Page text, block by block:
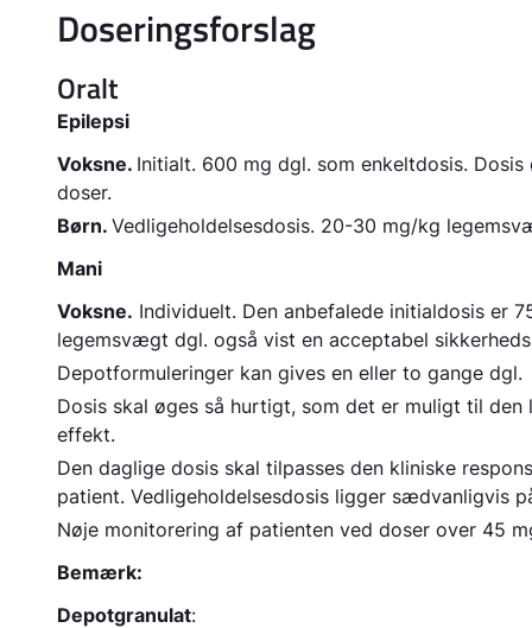
Doseringsforslag
Oralt
Epilepsi
Voksne. Initialt. 600 mg dgl. som enkeltdosis.
doser.
Børn. Vedligeholdelsesdosis. 20-30 mg/kg
Mani
Voksne. Individuelt. Den anbefalede initialdosis er
legemsvægt dgl. også vist en acceptabel
Depotformuleringer kan gives en eller to gange dgl.
Dosis skal øges så hurtigt, som det er muligt til
effekt.
Den daglige dosis skal tilpasses den kliniske
patient. Vedligeholdelsesdosis ligger sædvanligvis
Nøje monitorering af patienten ved doser over 45
Bemærk:
Depotgranulat: